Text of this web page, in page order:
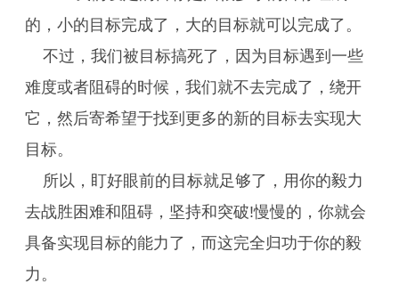
的，小的目标完成了，大的目标就可以完成了。
不过，我们被目标搞死了，因为目标遇到一些
难度或者阻碍的时候，我们就不去完成了，绕开
它，然后寄希望于找到更多的新的目标去实现大
目标。
所以，盯好眼前的目标就足够了，用你的毅力
去战胜困难和阻碍，坚持和突破!慢慢的，你就会
具备实现目标的能力了，而这完全归功于你的毅
力。